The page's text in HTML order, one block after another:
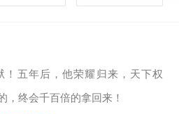
！五年后，他荣耀归来，天下权
，终会千百倍的拿回来！